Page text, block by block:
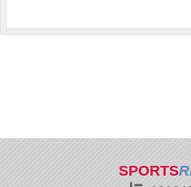
SPORTS